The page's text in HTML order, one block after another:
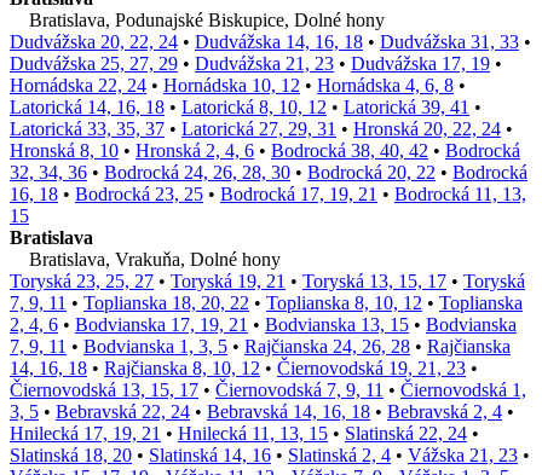
Bratislava, Podunajské Biskupice, Dolné hony
Dudvážska 20, 22, 24 • Dudvážska 14, 16, 18 • Dudvážska 31, 33 •
Dudvážska 25, 27, 29 • Dudvážska 21, 23 • Dudvážska 17, 19 •
Hornádska 22, 24 • Hornádska 10, 12 • Hornádska 4, 6, 8 •
Latorická 14, 16, 18 • Latorická 8, 10, 12 • Latorická 39, 41 •
Latorická 33, 35, 37 • Latorická 27, 29, 31 • Hronská 20, 22, 24 •
Hronská 8, 10 • Hronská 2, 4, 6 • Bodrocká 38, 40, 42 • Bodrocká
32, 34, 36 • Bodrocká 24, 26, 28, 30 • Bodrocká 20, 22 • Bodrocká
16, 18 • Bodrocká 23, 25 • Bodrocká 17, 19, 21 • Bodrocká 11, 13,
15
Bratislava
Bratislava, Vrakuňa, Dolné hony
Toryská 23, 25, 27 • Toryská 19, 21 • Toryská 13, 15, 17 • Toryská
7, 9, 11 • Toplianska 18, 20, 22 • Toplianska 8, 10, 12 • Toplianska
2, 4, 6 • Bodvianska 17, 19, 21 • Bodvianska 13, 15 • Bodvianska
7, 9, 11 • Bodvianska 1, 3, 5 • Rajčianska 24, 26, 28 • Rajčianska
14, 16, 18 • Rajčianska 8, 10, 12 • Čiernovodská 19, 21, 23 •
Čiernovodská 13, 15, 17 • Čiernovodská 7, 9, 11 • Čiernovodská 1,
3, 5 • Bebravská 22, 24 • Bebravská 14, 16, 18 • Bebravská 2, 4 •
Hnilecká 17, 19, 21 • Hnilecká 11, 13, 15 • Slatinská 22, 24 •
Slatinská 18, 20 • Slatinská 14, 16 • Slatinská 2, 4 • Vážska 21, 23 •